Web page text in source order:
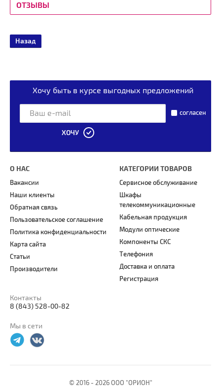
ОТЗЫВЫ
Назад
Хочу быть в курсе выгодных предложений
согласен
ХОЧУ
О НАС
Вакансии
Наши клиенты
Обратная связь
Пользовательское соглашение
Политика конфиденциальности
Карта сайта
Статьи
Производители
КАТЕГОРИИ ТОВАРОВ
Сервисное обслуживание
Шкафы
телекоммуникационные
Кабельная продукция
Модули оптические
Компоненты СКС
Телефония
Доставка и оплата
Регистрация
Контакты
8 (843) 528-00-82
Мы в сети
© 2016 - 2026 ООО "ОРИОН"